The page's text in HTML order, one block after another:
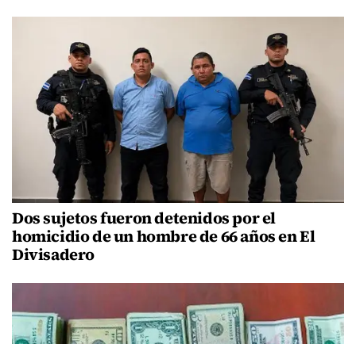
Dos sujetos fueron detenidos por el
homicidio de un hombre de 66 años en El
Divisadero